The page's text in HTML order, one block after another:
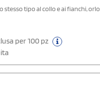
stesso tipo al collo e ai fianchi, orlo
per 100 pz